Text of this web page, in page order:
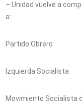
– Unidad vuelve a
a:
Partido Obrero
Izquierda Socialista
Movimiento Socialista